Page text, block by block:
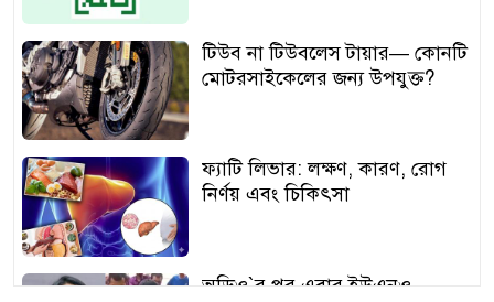
টিউব না টিউবলেস টায়ার— কোনটি
মোটরসাইকেলের জন্য উপযুক্ত?
ফ্যাটি লিভার: লক্ষণ, কারণ, রোগ
নির্ণয় এবং চিকিৎসা
অডিও‍‍`র পর এবার ইউএনও